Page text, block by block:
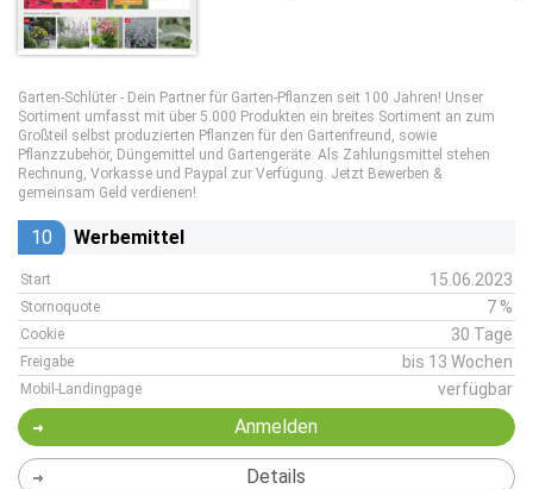
Garten-Schlüter - Dein Partner für Garten-Pflanzen seit 100 Jahren! Unser
Sortiment umfasst mit über 5.000 Produkten ein breites Sortiment an zum
Großteil selbst produzierten Pflanzen für den Gartenfreund, sowie
Pflanzzubehör, Düngemittel und Gartengeräte. Als Zahlungsmittel stehen
Rechnung, Vorkasse und Paypal zur Verfügung. Jetzt Bewerben &
gemeinsam Geld verdienen!
10 Werbemittel
Start 15.06.2023
Stornoquote 7 %
Cookie 30 Tage
Freigabe bis 13 Wochen
Mobil-Landingpage verfügbar
Anmelden
Details